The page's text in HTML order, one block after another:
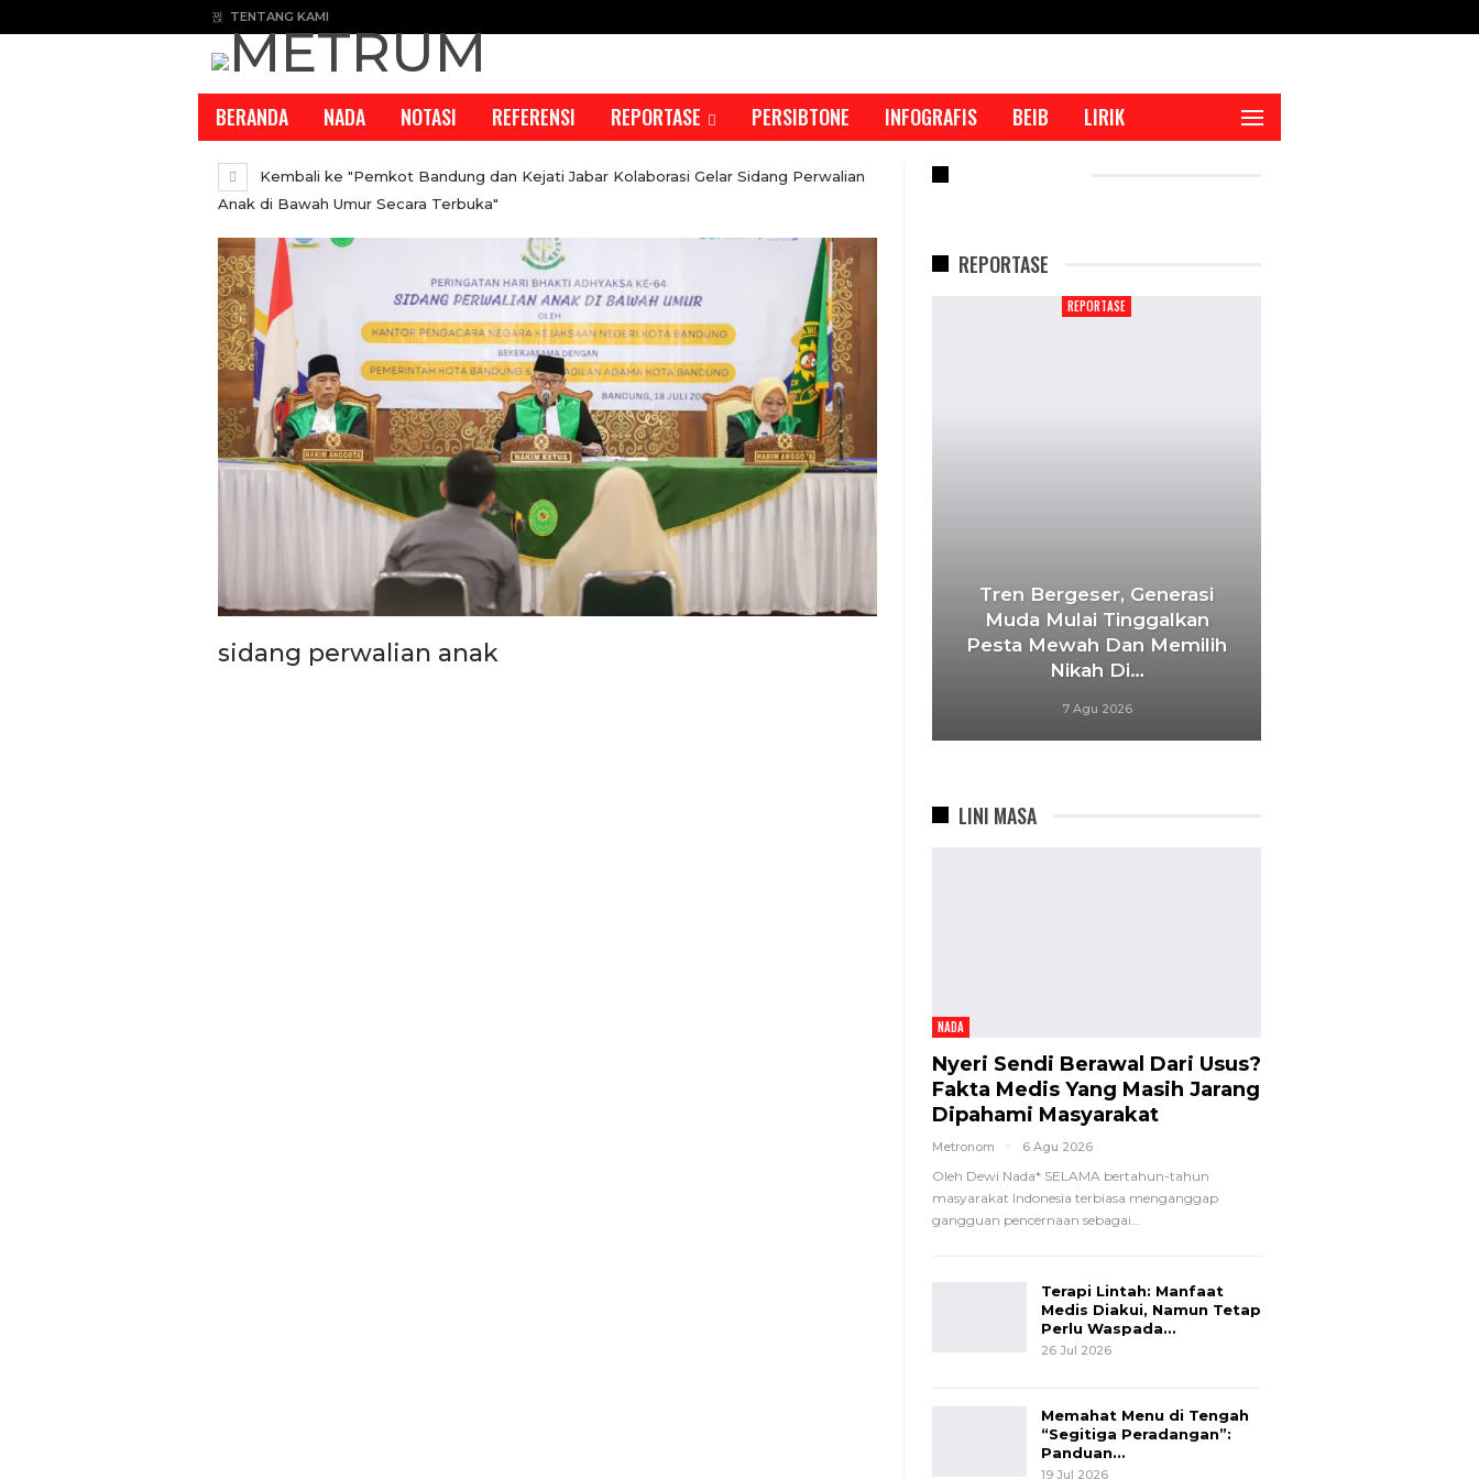
TENTANG KAMI
BERANDA NADA NOTASI REFERENSI REPORTASE PERSIBTONE INFOGRAFIS BEIB LIRIK
Kembali ke "Pemkot Bandung dan Kejati Jabar Kolaborasi Gelar Sidang Perwalian
Anak di Bawah Umur Secara Terbuka"
sidang perwalian anak
REPORTASE
REPORTASE
Tren Bergeser, Generasi
Muda Mulai Tinggalkan
Pesta Mewah Dan Memilih
Nikah Di…
7 Agu 2026
LINI MASA
NADA
Nyeri Sendi Berawal Dari Usus?
Fakta Medis Yang Masih Jarang
Dipahami Masyarakat
Metronom 6 Agu 2026
Oleh Dewi Nada* SELAMA bertahun-tahun
masyarakat Indonesia terbiasa menganggap
gangguan pencernaan sebagai…
Terapi Lintah: Manfaat
Medis Diakui, Namun Tetap
Perlu Waspada…
26 Jul 2026
Memahat Menu di Tengah
“Segitiga Peradangan”:
Panduan…
19 Jul 2026